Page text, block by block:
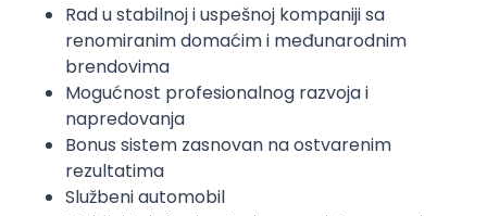
Rad u stabilnoj i uspešnoj kompaniji sa
renomiranim domaćim i međunarodnim
brendovima
Mogućnost profesionalnog razvoja i
napredovanja
Bonus sistem zasnovan na ostvarenim
rezultatima
Službeni automobil